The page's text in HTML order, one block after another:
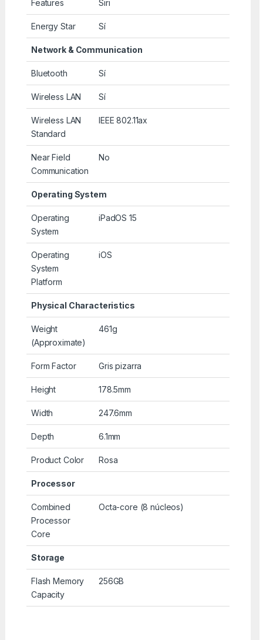
Features Siri
Energy Star Sí
Network & Communication
Bluetooth Sí
Wireless LAN Sí
Wireless LAN
Standard
IEEE 802.11ax
Near Field
Communication
No
Operating System
Operating
System
iPadOS 15
Operating
System
Platform
iOS
Physical Characteristics
Weight
(Approximate)
461g
Form Factor Gris pizarra
Height 178.5mm
Width 247.6mm
Depth 6.1mm
Product Color Rosa
Processor
Combined
Processor
Core
Octa-core (8 núcleos)
Storage
Flash Memory
Capacity
256GB